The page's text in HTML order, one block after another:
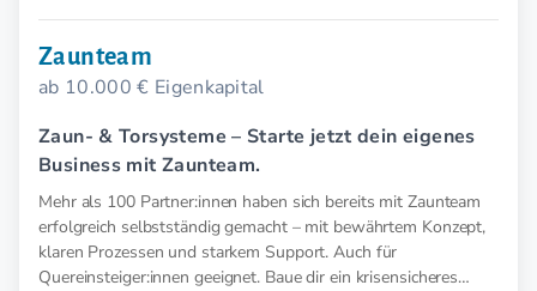
Zaunteam
ab 10.000 € Eigenkapital
Zaun- & Torsysteme – Starte jetzt dein eigenes
Business mit Zaunteam.
Mehr als 100 Partner:innen haben sich bereits mit Zaunteam
erfolgreich selbstständig gemacht – mit bewährtem Konzept,
klaren Prozessen und starkem Support. Auch für
Quereinsteiger:innen geeignet. Baue dir ein krisensicheres